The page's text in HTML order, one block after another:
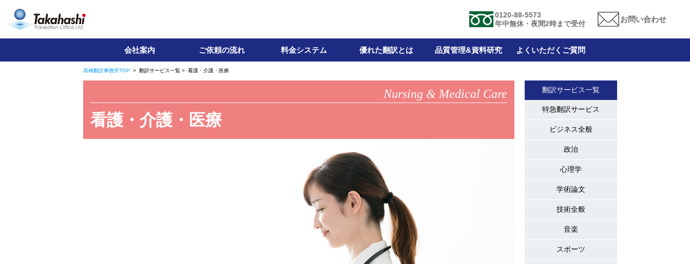
0120-88-5573
年中無休・夜間2時まで受付
お問い合わせ
会社案内 ご依頼の流れ 料金システム 優れた翻訳とは 品質管理&資料研究 よくいただくご質問
高橋翻訳事務所TOP > 翻訳サービス一覧 > 看護・介護・医療
Nursing & Medical Care
看護・介護・医療
翻訳サービス一覧
特急翻訳サービス
ビジネス全般
政治
心理学
学術論文
技術全般
音楽
スポーツ